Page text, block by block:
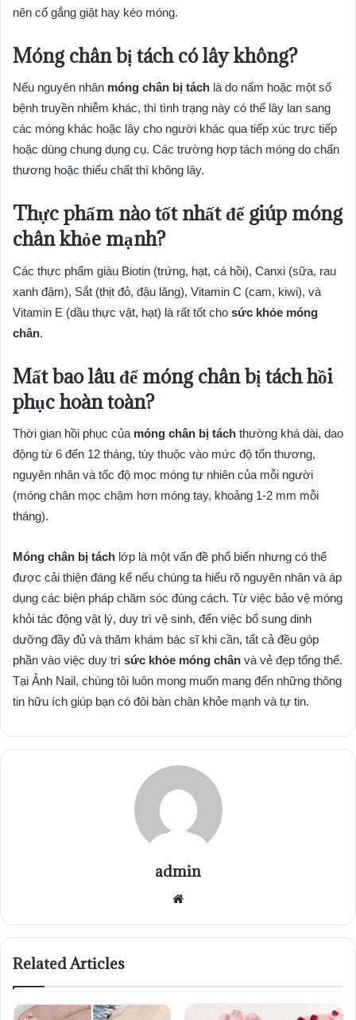
nên cố gắng giật hay kéo móng.
Móng chân bị tách có lây không?
Nếu nguyên nhân móng chân bị tách là do nấm hoặc một số
bệnh truyền nhiễm khác, thì tình trạng này có thể lây lan sang
các móng khác hoặc lây cho người khác qua tiếp xúc trực tiếp
hoặc dùng chung dụng cụ. Các trường hợp tách móng do chấn
thương hoặc thiếu chất thì không lây.
Thực phẩm nào tốt nhất để giúp móng
chân khỏe mạnh?
Các thực phẩm giàu Biotin (trứng, hạt, cá hồi), Canxi (sữa, rau
xanh đậm), Sắt (thịt đỏ, đậu lăng), Vitamin C (cam, kiwi), và
Vitamin E (dầu thực vật, hạt) là rất tốt cho sức khỏe móng
chân.
Mất bao lâu để móng chân bị tách hồi
phục hoàn toàn?
Thời gian hồi phục của móng chân bị tách thường khá dài, dao
động từ 6 đến 12 tháng, tùy thuộc vào mức độ tổn thương,
nguyên nhân và tốc độ mọc móng tự nhiên của mỗi người
(móng chân mọc chậm hơn móng tay, khoảng 1-2 mm mỗi
tháng).
Móng chân bị tách lớp là một vấn đề phổ biến nhưng có thể
được cải thiện đáng kể nếu chúng ta hiểu rõ nguyên nhân và áp
dụng các biện pháp chăm sóc đúng cách. Từ việc bảo vệ móng
khỏi tác động vật lý, duy trì vệ sinh, đến việc bổ sung dinh
dưỡng đầy đủ và thăm khám bác sĩ khi cần, tất cả đều góp
phần vào việc duy trì sức khỏe móng chân và vẻ đẹp tổng thể.
Tại Ảnh Nail, chúng tôi luôn mong muốn mang đến những thông
tin hữu ích giúp bạn có đôi bàn chân khỏe mạnh và tự tin.
admin
Website
Related Articles